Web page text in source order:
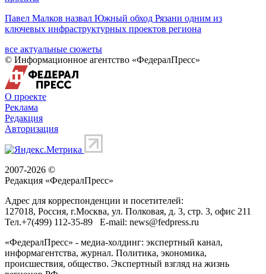
Павел Малков назвал Южный обход Рязани одним из
ключевых инфраструктурных проектов региона
все актуальные сюжеты
© Информационное агентство «ФедералПресс»
О проекте
Реклама
Редакция
Авторизация
2007-2026 ©
Редакция «ФедералПресс»
Адрес для корреспонденции и посетителей:
127018, Россия, г.Москва, ул. Полковая, д. 3, стр. 3, офис 211
Тел.+7(499) 112-35-89 E-mail: news@fedpress.ru
«ФедералПресс» - медиа-холдинг: экспертный канал,
информагентства, журнал. Политика, экономика,
происшествия, общество. Экспертный взгляд на жизнь